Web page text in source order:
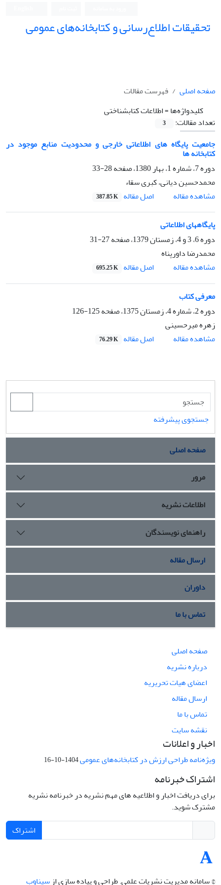
تحقیقات اطلاع‌رسانی و کتابخانه‌های عمومی
صفحه اصلی
فهرست مقالات
کلیدواژه‌ها =اطلاعات کتابشناختی
تعداد مقالات:
3
جامعیت پایگاه های اطلاعاتی خارجی و محدودیت منابع موجود در
کتابخانه ها
دوره 7، شماره 1، بهار 1380، صفحه
28-33
محمدحسین دیانی، کبری سقاء
مشاهده مقاله
اصل مقاله 387.85 K
پایگاههای اطلاعاتی
دوره 6، 3 و 4، زمستان 1379، صفحه
27-31
محمدرضا داورپناه
مشاهده مقاله
اصل مقاله 695.25 K
معرفی کتاب
دوره 2، شماره 4، زمستان 1375، صفحه
125-126
زهره میرحسینی
مشاهده مقاله
اصل مقاله 76.29 K
جستجوی پیشرفته
صفحه اصلی
مرور
اطلاعات نشریه
راهنمای نویسندگان
ارسال مقاله
داوران
تماس با ما
صفحه اصلی
درباره نشریه
اعضای هیات تحریریه
ارسال مقاله
تماس با ما
نقشه سایت
اخبار و اعلانات
ویژه‌نامه طراحی ارزش در کتابخانه‌های عمومی1404-10-16
اشتراک خبرنامه
برای دریافت اخبار و اطلاعیه های مهم نشریه در خبرنامه نشریه
مشترک شوید.
اشتراک
© سامانه مدیریت نشریات علمی.طراحی و پیاده سازی از سیناوب